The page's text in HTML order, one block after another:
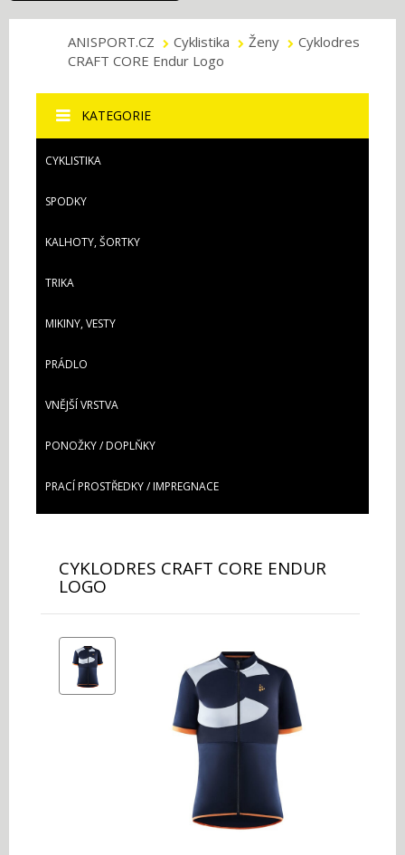
ANISPORT.CZ Cyklistika Ženy
Cyklodres
CRAFT CORE Endur Logo
KATEGORIE
CYKLISTIKA
SPODKY
KALHOTY, ŠORTKY
TRIKA
MIKINY, VESTY
PRÁDLO
VNĚJŠÍ VRSTVA
PONOŽKY / DOPLŇKY
PRACÍ PROSTŘEDKY / IMPREGNACE
CYKLODRES CRAFT CORE ENDUR
LOGO